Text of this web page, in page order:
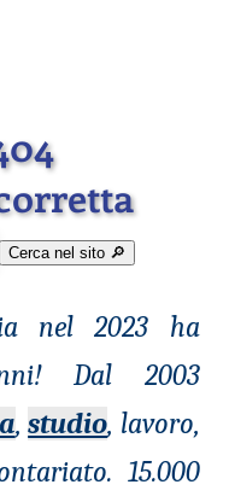
Cerca nel sito 🔎︎
nel 2023 ha
Dal 2003
,studio, lavoro,
15.000